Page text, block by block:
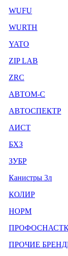
WUFU
WURTH
YATO
ZIP LAB
ZRC
АВТОМ-С
АВТОСПЕКТР
АИСТ
БХЗ
ЗУБР
Канистры 3л
КОЛИР
НОРМ
ПРОЧИЕ